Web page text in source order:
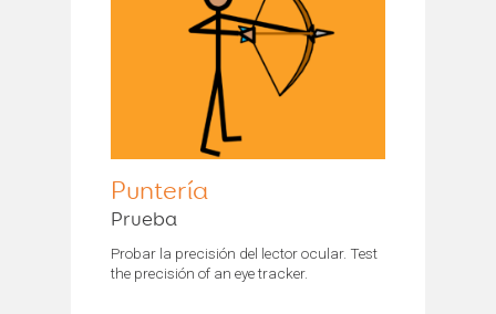
Puntería
Prueba
Probar la precisión del lector ocular. Test
the precisión of an eye tracker.